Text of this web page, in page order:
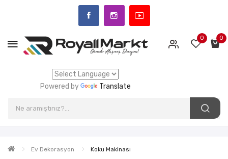
Powered by Translate
0 0
Ev Dekorasyon Koku Makinası